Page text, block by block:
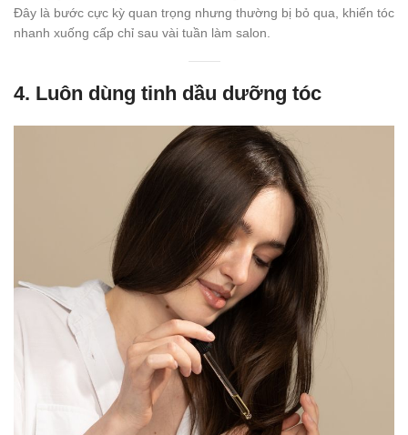
Đây là bước cực kỳ quan trọng nhưng thường bị bỏ qua, khiến tóc
nhanh xuống cấp chỉ sau vài tuần làm salon.
4. Luôn dùng tinh dầu dưỡng tóc